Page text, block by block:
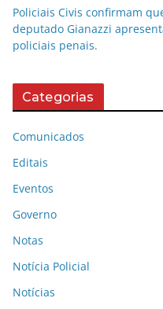
Policiais Civis confirmam
deputado Gianazzi
policiais penais.
Categorias
Comunicados
Editais
Eventos
Governo
Notas
Notícia Policial
Notícias